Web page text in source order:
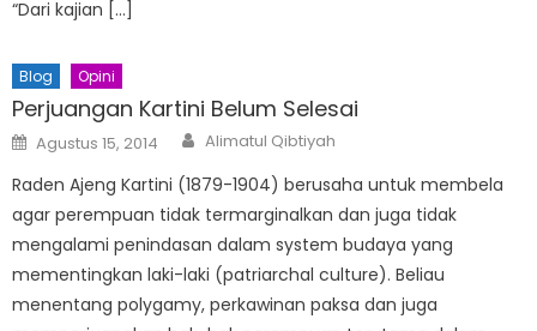
“Dari kajian […]
Blog Opini
Perjuangan Kartini Belum Selesai
Posted
on
Agustus 15, 2014 Author
Alimatul Qibtiyah
Raden Ajeng Kartini (1879-1904) berusaha untuk membela
agar perempuan tidak termarginalkan dan juga tidak
mengalami penindasan dalam system budaya yang
mementingkan laki-laki (patriarchal culture). Beliau
menentang polygamy, perkawinan paksa dan juga